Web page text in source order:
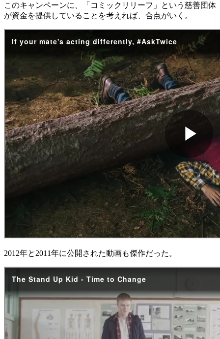
このキャンペーンに、「コミックリリーフ」という慈善団体
が資金を提供していることを考えれば、合点がいく。
2012年と2011年に公開された動画も傑作だった。